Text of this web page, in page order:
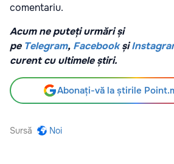
comentariu.
Acum ne puteți urmări și
pe Telegram, Facebookși
curent cu ultimele știri.
Abonați-vă la știrile
Sursă Noi